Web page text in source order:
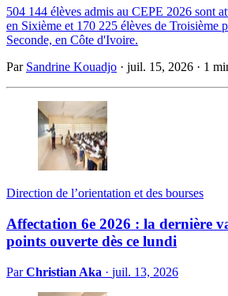
504 144 élèves admis au CEPE 2026 sont
en Sixième et 170 225 élèves de Troisième
Seconde, en Côte d'Ivoire.
Par Sandrine Kouadjo · juil. 15, 2026 · 1
Direction de l’orientation et des bourses
Affectation 6e 2026 : la dernière
points ouverte dès ce lundi
ParChristian Aka · juil. 13, 2026